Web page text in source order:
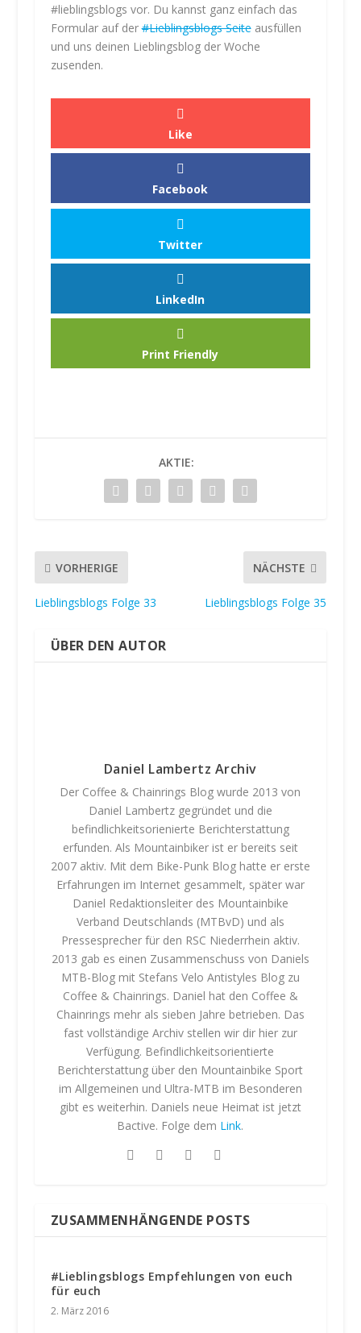
M
e
h
r
r
h
n
n
l
r
T
e
t
s
n
p
e
r
n
#lieblingsblogs vor. Du kannst ganz einfach das
Formular auf der#Lieblingsblogs Seiteausfüllen
und uns deinen Lieblingsblog der Woche
zusenden.
Like
Facebook
Twitter
LinkedIn
Print Friendly
AKTIE:
VORHERIGE
Lieblingsblogs Folge 33
NÄCHSTE
Lieblingsblogs Folge 35
ÜBER DEN AUTOR
Daniel Lambertz Archiv
Der Coffee & Chainrings Blog wurde 2013 von
Daniel Lambertz gegründet und die
befindlichkeitsorienierte Berichterstattung
erfunden. Als Mountainbiker ist er bereits seit
2007 aktiv. Mit dem Bike-Punk Blog hatte er erste
Erfahrungen im Internet gesammelt, später war
Daniel Redaktionsleiter des Mountainbike
Verband Deutschlands (MTBvD) und als
Pressesprecher für den RSC Niederrhein aktiv.
2013 gab es einen Zusammenschuss von Daniels
MTB-Blog mit Stefans Velo Antistyles Blog zu
Coffee & Chainrings. Daniel hat den Coffee &
Chainrings mehr als sieben Jahre betrieben. Das
fast vollständige Archiv stellen wir dir hier zur
Verfügung. Befindlichkeitsorientierte
Berichterstattung über den Mountainbike Sport
im Allgemeinen und Ultra-MTB im Besonderen
gibt es weiterhin. Daniels neue Heimat ist jetzt
Bactive. Folge dem Link.
ZUSAMMENHÄNGENDE POSTS
#Lieblingsblogs Empfehlungen von euch
für euch
2. März 2016